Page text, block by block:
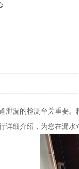
漏的检测至关重要。
详细介绍，为您在漏水